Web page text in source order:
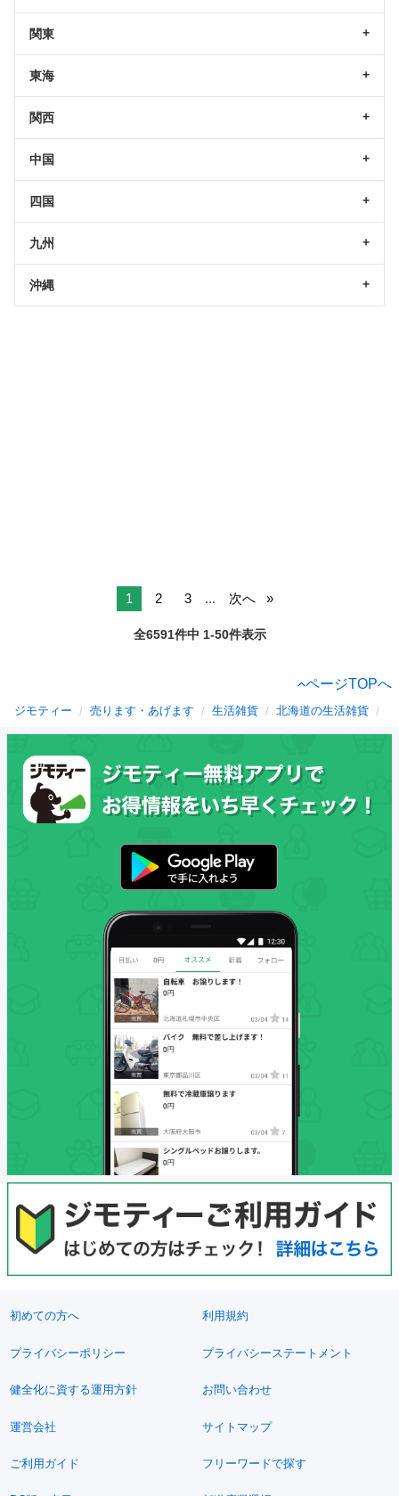
関東
東海
関西
中国
四国
九州
沖縄
1 2 3 ... 次へ
全6591件中 1-50件表示
ページTOPへ
ジモティー 売ります・あげます 生活雑貨 北海道の生活雑貨
初めての方へ 利用規約
プライバシーポリシー プライバシーステートメント
健全化に資する運用方針 お問い合わせ
運営会社 サイトマップ
ご利用ガイド フリーワードで探す